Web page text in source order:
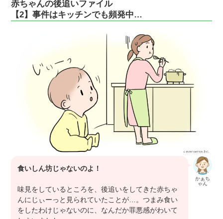
赤ちゃんの後追いファイル
【2】事件はキッチンでも頻発中…
食いしん坊じゃないのよ！
味見をしているところを、後追いをしてきた赤ちゃ
んにじぃーっと見られていたことが…。つまみ食い
をしたわけじゃないのに、なんだか罪悪感がわいて
かぁち
ゃん